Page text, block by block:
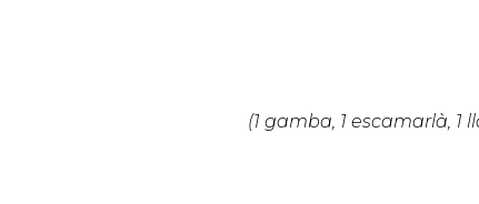
(1 gamba, 1 escamarlà, 1